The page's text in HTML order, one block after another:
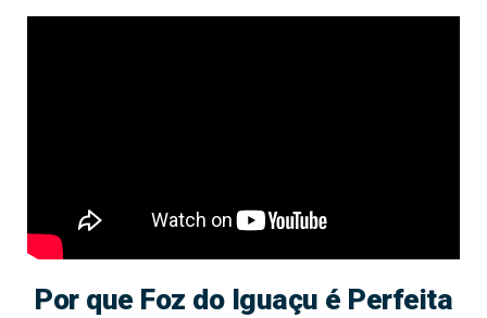
Por que Foz do Iguaçu é Perfeita